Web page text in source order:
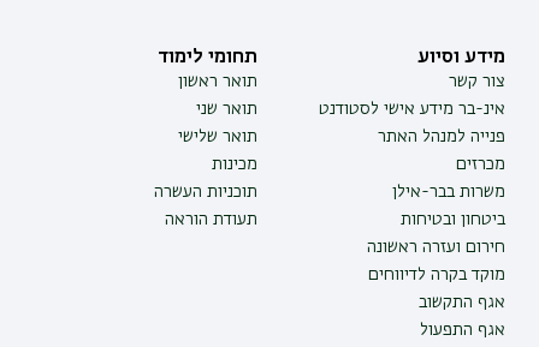
מידע וסיוע
צור קשר
אינ-בר מידע אישי לסטודנט
פנייה למנהל האתר
מכרזים
משרות בבר-אילן
ביטחון ובטיחות
חירום ועזרה ראשונה
מוקד בקרה לדיווחים
אגף התקשוב
אגף התפעול
תחומי לימוד
תואר ראשון
תואר שני
תואר שלישי
מכינות
תוכניות העשרה
תעודת הוראה